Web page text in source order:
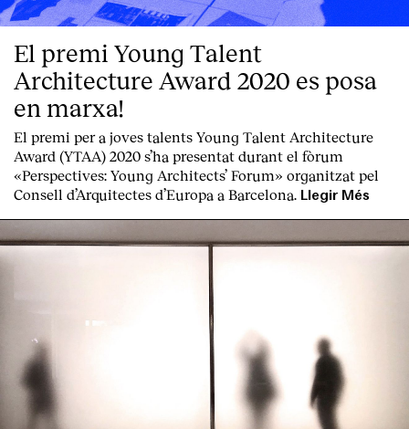
El premi Young Talent
Architecture Award 2020 es posa
en marxa!
El premi per a joves talents Young Talent Architecture
Award (YTAA) 2020 s’ha presentat durant el fòrum
«Perspectives: Young Architects’ Forum» organitzat pel
Consell d’Arquitectes d’Europa a Barcelona. Llegir Més